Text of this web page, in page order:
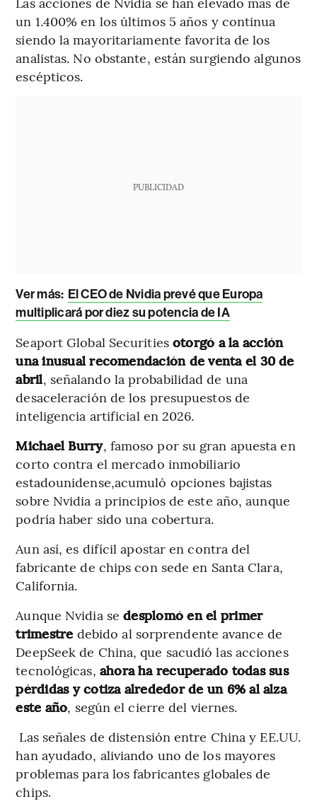
un 1.400% en los últimos 5 años y continua
siendo la mayoritariamente favorita de los
analistas. No obstante, están surgiendo algunos
escépticos.
PUBLICIDAD
Ver más: El CEO de Nvidia prevé que Europa
multiplicará por diez su potencia de IA
Seaport Global Securities otorgó a la acción
una inusual recomendación de venta el 30 de
abril, señalando la probabilidad de una
desaceleración de los presupuestos de
inteligencia artificial en 2026.
Michael Burry, famoso por su gran apuesta en
corto contra el mercado inmobiliario
estadounidense,acumuló opciones bajistas
sobre Nvidia a principios de este año, aunque
podría haber sido una cobertura.
Aun así, es difícil apostar en contra del
fabricante de chips con sede en Santa Clara,
California.
Aunque Nvidia se desplomó en el primer
trimestre debido al sorprendente avance de
DeepSeek de China, que sacudió las acciones
tecnológicas, ahora ha recuperado todas sus
pérdidas y cotiza alrededor de un 6% al alza
este año, según el cierre del viernes.
Las señales de distensión entre China y EE.UU.
han ayudado, aliviando uno de los mayores
problemas para los fabricantes globales de
chips.